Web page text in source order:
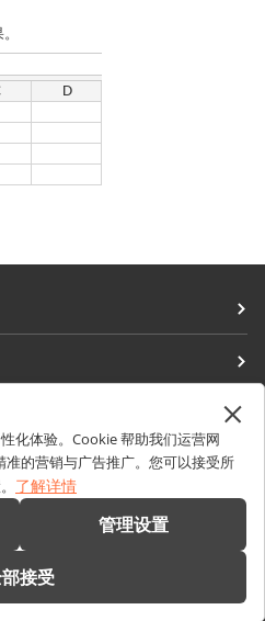
化体验。Cookie 帮助我们运营网
的营销与广告推广。您可以接受所
了解详情
管理设置
接受